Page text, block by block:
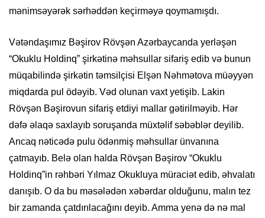
mənimsəyərək sərhəddən keçirməyə qoymamışdı.
Vətəndaşımız Bəşirov Rövşən Azərbaycanda yerləşən
“Okuklu Holdinq” şirkətinə məhsullar sifariş edib və bunun
müqabilində şirkətin təmsilçisi Elşən Nəhmətova müəyyən
miqdarda pul ödəyib. Vəd olunan vaxt yetişib. Lakin
Rövşən Bəşirovun sifariş etdiyi mallar gətirilməyib. Hər
dəfə əlaqə saxlayıb soruşanda müxtəlif səbəblər deyilib.
Ancaq nəticədə pulu ödənmiş məhsullar ünvanına
çatmayıb. Belə olan halda Rövşən Bəşirov “Okuklu
Holdinq”in rəhbəri Yılmaz Okukluya müraciət edib, əhvalatı
danışıb. O da bu məsələdən xəbərdar olduğunu, malın tez
bir zamanda çatdırılacağını deyib. Amma yenə də nə mal